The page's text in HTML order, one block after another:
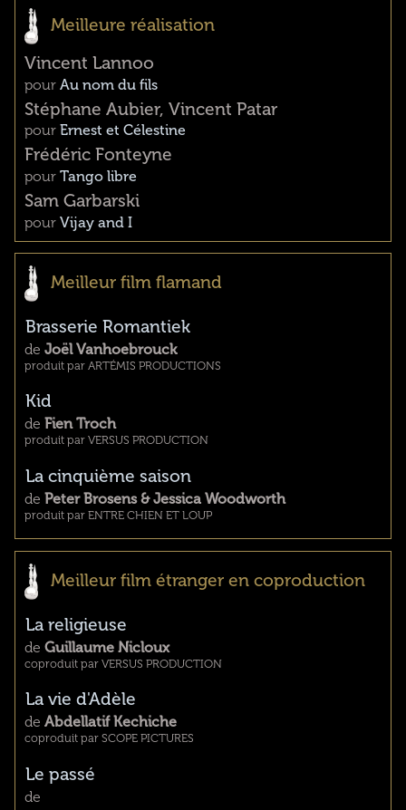
Meilleure réalisation
Vincent Lannoo
pour Au nom du fils
Stéphane Aubier, Vincent Patar
pour Ernest et Célestine
Frédéric Fonteyne
pour Tango libre
Sam Garbarski
pour Vijay and I
Meilleur film flamand
Brasserie Romantiek
de Joël Vanhoebrouck
produit par ARTÉMIS PRODUCTIONS
Kid
de Fien Troch
produit par VERSUS PRODUCTION
La cinquième saison
de Peter Brosens & Jessica Woodworth
produit par ENTRE CHIEN ET LOUP
Meilleur film étranger en coproduction
La religieuse
de Guillaume Nicloux
coproduit par VERSUS PRODUCTION
La vie d'Adèle
de Abdellatif Kechiche
coproduit par SCOPE PICTURES
Le passé
de